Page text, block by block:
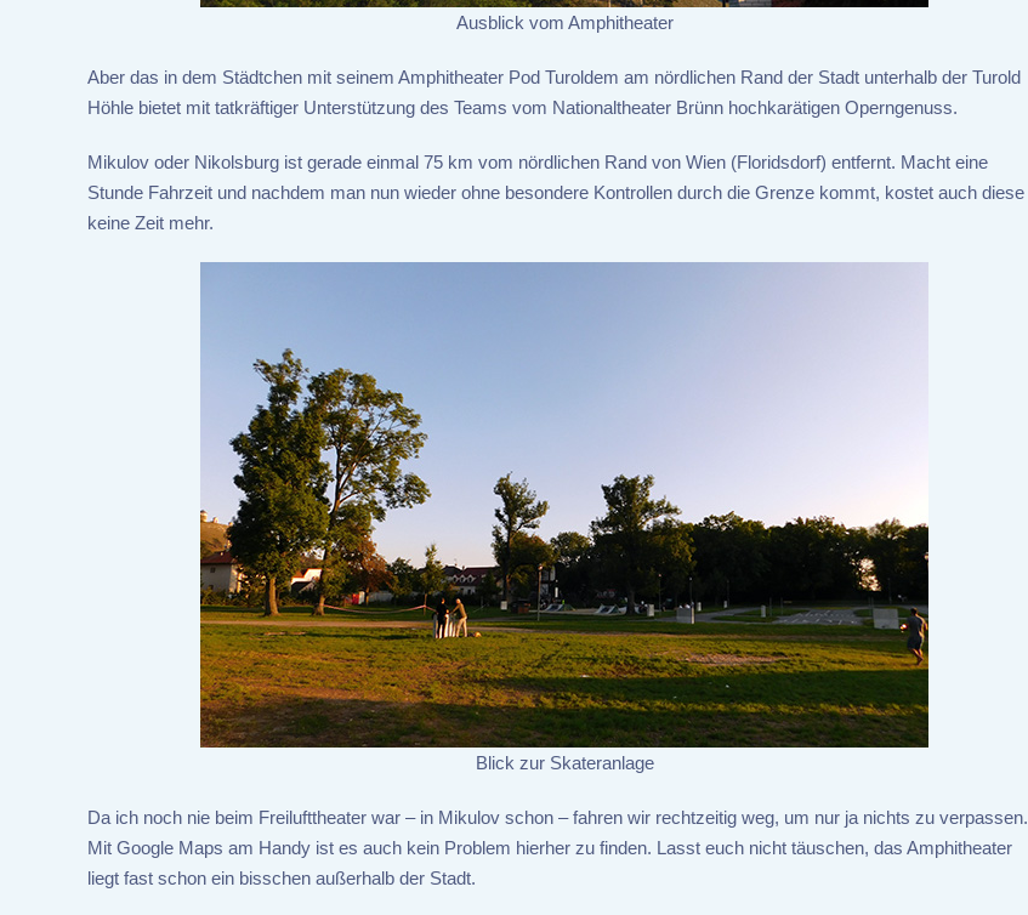
Ausblick vom Amphitheater
Aber das in dem Städtchen mit seinem Amphitheater Pod Turoldem am nördlichen Rand der Stadt unterhalb der Turold
Höhle bietet mit tatkräftiger Unterstützung des Teams vom Nationaltheater Brünn hochkarätigen Operngenuss.
Mikulov oder Nikolsburg ist gerade einmal 75 km vom nördlichen Rand von Wien (Floridsdorf) entfernt. Macht eine
Stunde Fahrzeit und nachdem man nun wieder ohne besondere Kontrollen durch die Grenze kommt, kostet auch diese
keine Zeit mehr.
Blick zur Skateranlage
Da ich noch nie beim Freilufttheater war – in Mikulov schon – fahren wir rechtzeitig weg, um nur ja nichts zu verpassen.
Mit Google Maps am Handy ist es auch kein Problem hierher zu finden. Lasst euch nicht täuschen, das Amphitheater
liegt fast schon ein bisschen außerhalb der Stadt.